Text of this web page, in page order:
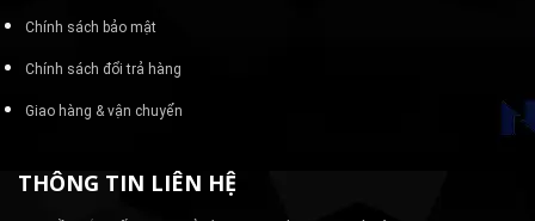
Chính sách bảo mật
Chính sách đổi trả hàng
Giao hàng & vận chuyển
THÔNG TIN LIÊN HỆ